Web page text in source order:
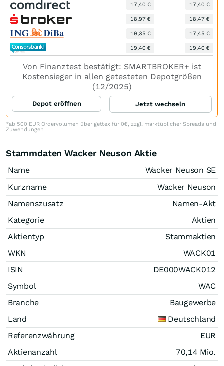
17,40 € 17,40 €
18,97 € 18,47 €
19,35 € 17,45 €
19,40 € 19,40 €
Von Finanztest bestätigt: SMARTBROKER+ ist
Kostensieger in allen getesteten Depotgrößen
(12/2025)
Depot eröffnen Jetzt wechseln
*ab 500 EUR Ordervolumen über gettex für 0€, zzgl. marktüblicher Spreads und
Zuwendungen
Stammdaten Wacker Neuson Aktie
Name
Wacker Neuson SE
Kurzname
Wacker Neuson
Namenszusatz
Namen-Akt
Kategorie
Aktien
Aktientyp
Stammaktien
WKN
WACK01
ISIN
DE000WACK012
Symbol
WAC
Branche
Baugewerbe
Land
Deutschland
Referenzwährung
EUR
Aktienanzahl
70,14 Mio.